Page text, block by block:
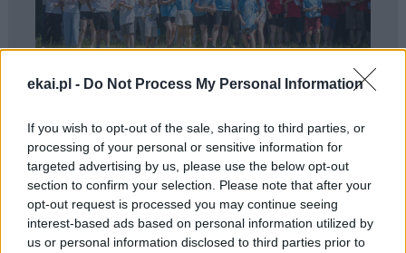
ekai.pl - Do Not Process My Personal Information
If you wish to opt-out of the sale, sharing to third parties, or
processing of your personal or sensitive information for
targeted advertising by us, please use the below opt-out
section to confirm your selection. Please note that after your
opt-out request is processed you may continue seeing
interest-based ads based on personal information utilized by
us or personal information disclosed to third parties prior to
Warszawie
AKTYWNA PARAFIA